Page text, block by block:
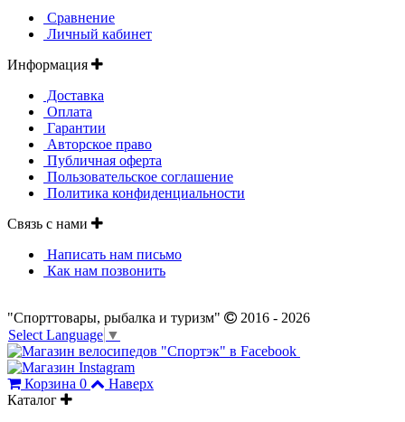
Сравнение
Личный кабинет
Информация
Доставка
Оплата
Гарантии
Авторское право
Публичная оферта
Пользовательское соглашение
Политика конфиденциальности
Связь с нами
Написать нам письмо
Как нам позвонить
"Спорттовары, рыбалка и туризм"
2016 - 2026
Select Language ▼
Корзина 0
Наверх
Каталог